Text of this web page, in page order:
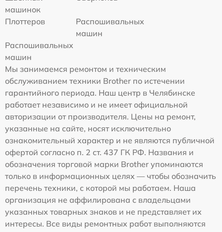
машинок
Плоттеров
Распошивальных
машин
Распошивальных
машин
Мы занимаемся ремонтом и техническим
обслуживанием техники Brother по истечении
гарантийного периода. Наш центр в Челябинске
работает независимо и не имеет официальной
авторизации от производителя. Цены на ремонт,
указанные на сайте, носят исключительно
ознакомительный характер и не являются публичной
офертой согласно п. 2 ст. 437 ГК РФ. Названия и
обозначения торговой марки Brother упоминаются
только в информационных целях — чтобы обозначить
перечень техники, с которой мы работаем. Наша
организация не аффилирована с владельцами
указанных товарных знаков и не представляет их
интересы. Все виды ремонтных работ выполняются